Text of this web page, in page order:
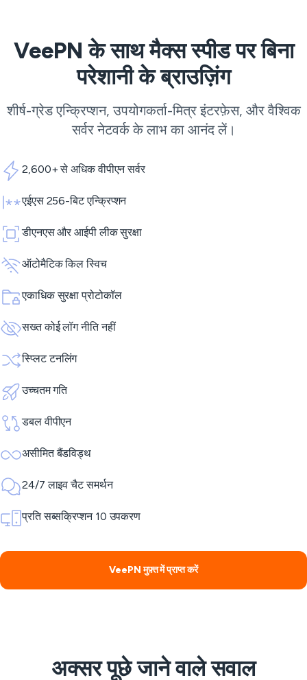
VeePN के साथ मैक्स स्पीड पर बिना
परेशानी के ब्राउज़िंग
शीर्ष-ग्रेड एन्क्रिप्शन, उपयोगकर्ता-मित्र इंटरफ़ेस, और वैश्विक
सर्वर नेटवर्क के लाभ का आनंद लें।
2,600+ से अधिक वीपीएन सर्वर
एईएस 256-बिट एन्क्रिप्शन
डीएनएस और आईपी लीक सुरक्षा
ऑटोमैटिक किल स्विच
एकाधिक सुरक्षा प्रोटोकॉल
सख्त कोई लॉग नीति नहीं
स्प्लिट टनलिंग
उच्चतम गति
डबल वीपीएन
असीमित बैंडविड्थ
24/7 लाइव चैट समर्थन
प्रति सब्सक्रिप्शन 10 उपकरण
VeePN मुफ़्त में प्राप्त करें
अक्सर पूछे जाने वाले सवाल